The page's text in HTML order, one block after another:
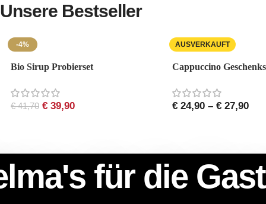
Bestellung
Kaffees
entdecken
>
entdecken
>
Jetzt
entdecken
>
Unsere Bestseller
-4%
Bio Sirup Probierset
€41,70 € 39,90
AUSVERKAUFT
Cappuccino
€24,90 – €27,90
für die